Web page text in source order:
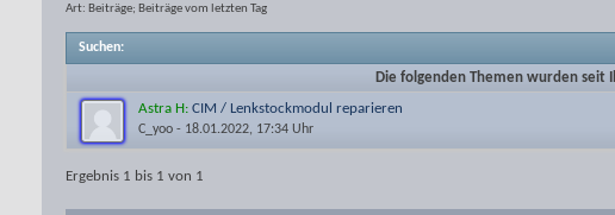
Art: Beiträge; Beiträge vom letzten Tag
Suchen:
Die folgenden Themen wurden seit
Astra H: CIM / Lenkstockmodul reparieren
C_yoo - 18.01.2022, 17:34 Uhr
Ergebnis 1 bis 1 von 1